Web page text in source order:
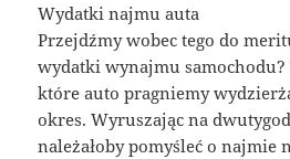
Wydatki najmu auta
Przejdźmy wobec tego do
wydatki wynajmu samochodu?
które auto pragniemy
okres. Wyruszając na
należałoby pomyśleć o najmie